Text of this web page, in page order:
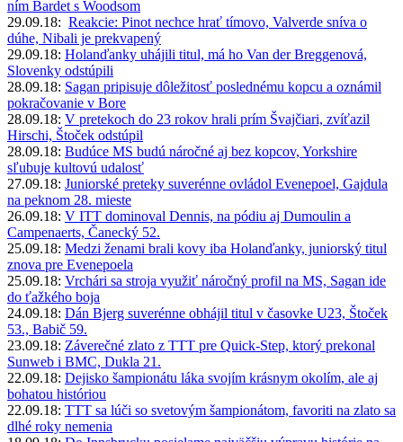
ním Bardet s Woodsom
29.09.18: Reakcie: Pinot nechce hrať tímovo, Valverde sníva o
dúhe, Nibali je prekvapený
29.09.18: Holanďanky uhájili titul, má ho Van der Breggenová,
Slovenky odstúpili
28.09.18: Sagan pripisuje dôležitosť poslednému kopcu a oznámil
pokračovanie v Bore
28.09.18: V pretekoch do 23 rokov hrali prím Švajčiari, zvíťazil
Hirschi, Štoček odstúpil
28.09.18: Budúce MS budú náročné aj bez kopcov, Yorkshire
sľubuje kultovú udalosť
27.09.18: Juniorské preteky suverénne ovládol Evenepoel, Gajdula
na peknom 28. mieste
26.09.18: V ITT dominoval Dennis, na pódiu aj Dumoulin a
Campenaerts, Čanecký 52.
25.09.18: Medzi ženami brali kovy iba Holanďanky, juniorský titul
znova pre Evenepoela
25.09.18: Vrchári sa stroja využiť náročný profil na MS, Sagan ide
do ťažkého boja
24.09.18: Dán Bjerg suverénne obhájil titul v časovke U23, Štoček
53., Babič 59.
23.09.18: Záverečné zlato z TTT pre Quick-Step, ktorý prekonal
Sunweb i BMC, Dukla 21.
22.09.18: Dejisko šampionátu láka svojím krásnym okolím, ale aj
bohatou históriou
22.09.18: TTT sa lúči so svetovým šampionátom, favoriti na zlato sa
dlhé roky nemenia